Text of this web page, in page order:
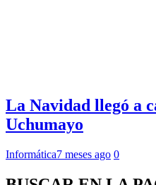
La Navidad llegó a
Uchumayo
Informática7 meses ago 0